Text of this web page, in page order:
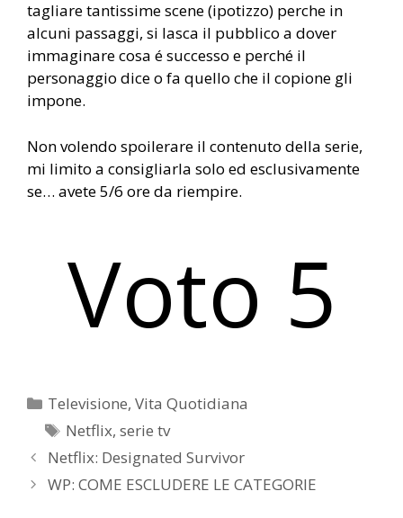
tagliare tantissime scene (ipotizzo) perche in
alcuni passaggi, si lasca il pubblico a dover
immaginare cosa é successo e perché il
personaggio dice o fa quello che il copione gli
impone.
Non volendo spoilerare il contenuto della serie,
mi limito a consigliarla solo ed esclusivamente
se… avete 5/6 ore da riempire.
Voto 5
Categorie
Televisione,Vita Quotidiana
Tag
Netflix,serie tv
Netflix: Designated Survivor
WP: COME ESCLUDERE LE CATEGORIE